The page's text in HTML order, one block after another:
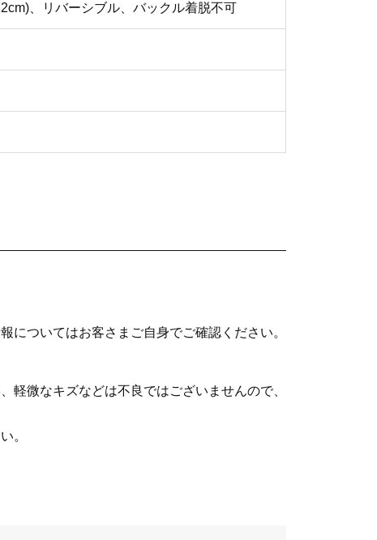
、リバーシブル、バックル着脱不可
についてはお客さまご自身でご確認ください。
軽微なキズなどは不良ではございませんので、
。